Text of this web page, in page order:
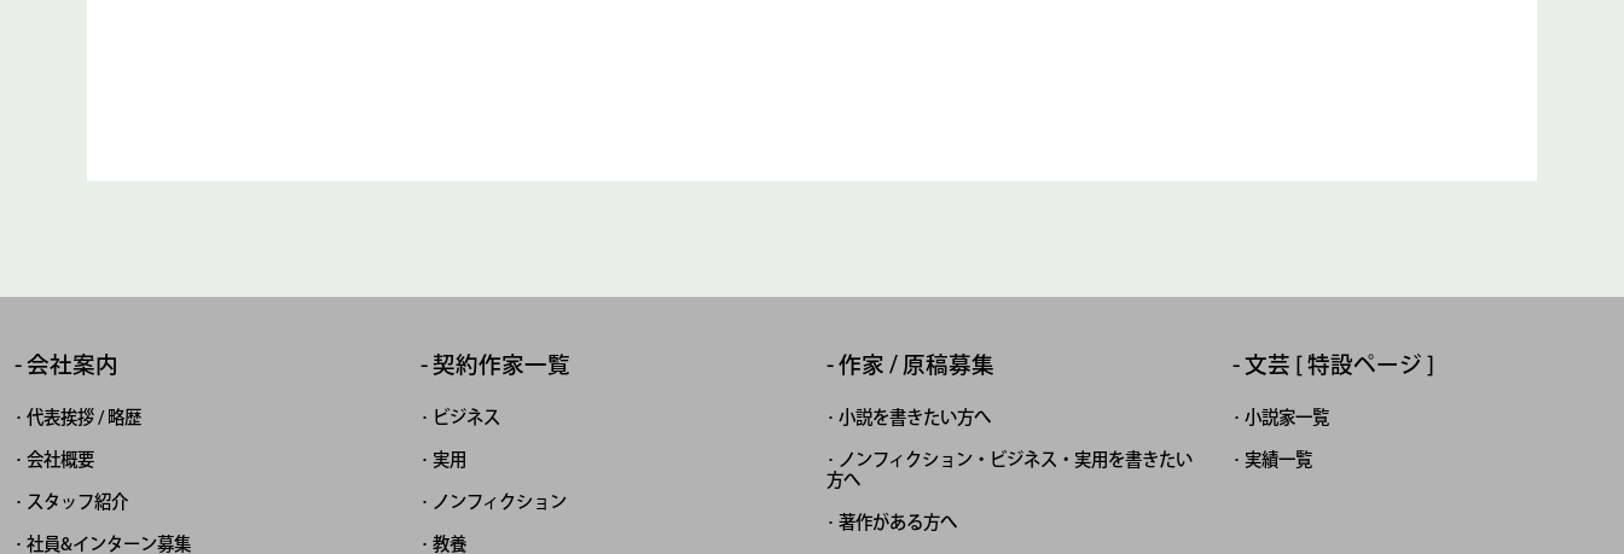
会社案内
代表挨拶 / 略歴
会社概要
スタッフ紹介
社員&インターン募集
契約作家一覧
ビジネス
実用
ノンフィクション
教養
作家 / 原稿募集
小説を書きたい方へ
ノンフィクション・ビジネス・実用を書きたい
方へ
著作がある方へ
文芸 [ 特設ページ ]
小説家一覧
実績一覧